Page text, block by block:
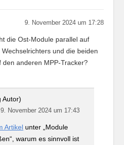
9. November 2024 um 17:28
die Ost-Module parallel auf
und die beiden
anderen MPP-Tracker?
Autor)
9. November 2024 um 17:43
Artikel unter „Module
warum es sinnvoll ist